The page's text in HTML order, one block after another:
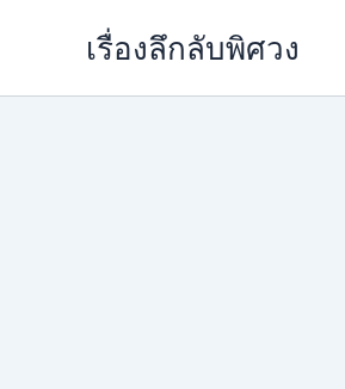
เรื่องลึกลับพิศวง